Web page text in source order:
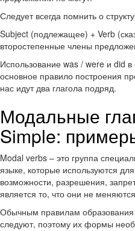
Следует всегда помнить о
Subject (подлежащее) + Verb
второстепенные члены
Использование was / were и did
основное правило построения
нас идут два глагола подряд.
Модальные
Simple:
Modal verbs – это группа
языке, которые используются
возможности, разрешения,
является то, что они не
Обычным правилам
следуют, поэтому их формы